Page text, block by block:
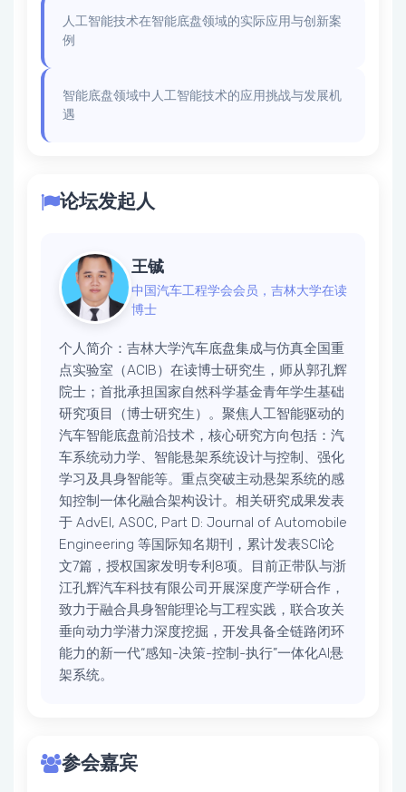
人工智能技术在智能底盘领域的实际应用与创新案
例
智能底盘领域中人工智能技术的应用挑战与发展机
遇
论坛发起人
王铖
中国汽车工程学会会员，吉林大学在读
博士
个人简介： 吉林大学汽车底盘集成与仿真全国重
点实验室（ACIB）在读博士研究生，师从郭孔辉
院士；首批承担国家自然科学基金青年学生基础
研究项目（博士研究生）。聚焦人工智能驱动的
汽车智能底盘前沿技术，核心研究方向包括：汽
车系统动力学、智能悬架系统设计与控制、强化
学习及具身智能等。重点突破主动悬架系统的感
知控制一体化融合架构设计。相关研究成果发表
于 AdvEI, ASOC, Part D: Journal of Automobile
Engineering 等国际知名期刊，累计发表SCI论
文7篇，授权国家发明专利8项。目前正带队与浙
江孔辉汽车科技有限公司开展深度产学研合作，
致力于融合具身智能理论与工程实践，联合攻关
垂向动力学潜力深度挖掘，开发具备全链路闭环
能力的新一代“感知-决策-控制-执行”一体化AI悬
架系统。
参会嘉宾